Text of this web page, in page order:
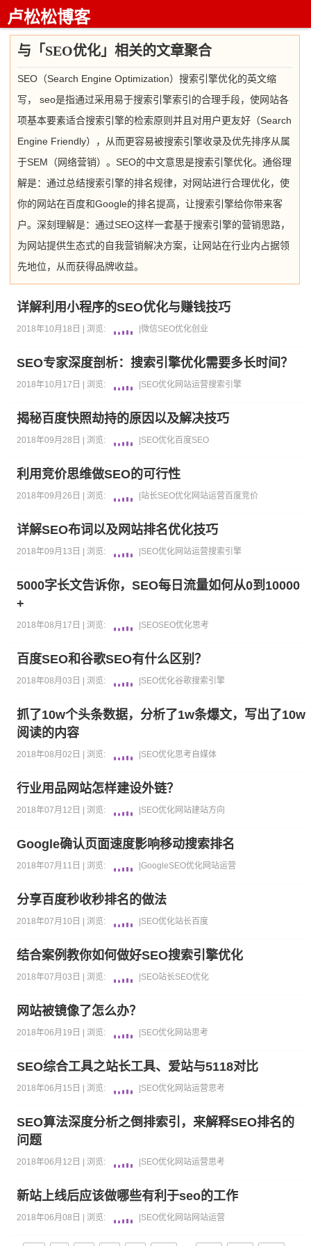
卢松松博客
与「SEO优化」相关的文章聚合
SEO（Search Engine Optimization）搜索引擎优化的英文缩
写， seo是指通过采用易于搜索引擎索引的合理手段，使网站各
项基本要素适合搜索引擎的检索原则并且对用户更友好（Search
Engine Friendly），从而更容易被搜索引擎收录及优先排序从属
于SEM（网络营销）。SEO的中文意思是搜索引擎优化。通俗理
解是：通过总结搜索引擎的排名规律，对网站进行合理优化，使
你的网站在百度和Google的排名提高，让搜索引擎给你带来客
户。深刻理解是：通过SEO这样一套基于搜索引擎的营销思路，
为网站提供生态式的自我营销解决方案，让网站在行业内占据领
先地位，从而获得品牌收益。
详解利用小程序的SEO优化与赚钱技巧
2018年10月18日 | 浏览: |微信SEO优化创业
SEO专家深度剖析：搜索引擎优化需要多长时间？
2018年10月17日 | 浏览: SEO优化网站运营搜索引擎
揭秘百度快照劫持的原因以及解决技巧
2018年09月28日 | 浏览: SEO优化百度SEO
利用竞价思维做SEO的可行性
2018年09月26日 | 浏览: |站长SEO优化网站运营 百度竞价
详解SEO布词以及网站排名优化技巧
2018年09月13日 | 浏览: SEO优化网站运营搜索引擎
5000字长文告诉你，SEO每日流量如何从0到10000
+
2018年08月17日 | 浏览: SEOSEO优化思考
百度SEO和谷歌SEO有什么区别？
2018年08月03日 | 浏览: SEO优化谷歌搜索引擎
抓了10w个头条数据，分析了1w条爆文，写出了10w
阅读的内容
2018年08月02日 | 浏览: SEO优化思考 自媒体
行业用品网站怎样建设外链？
2018年07月12日 | 浏览: SEO优化网站建站方向
Google确认页面速度影响移动搜索排名
2018年07月11日 | 浏览: |GoogleSEO优化网站运营
分享百度秒收秒排名的做法
2018年07月10日 | 浏览: SEO优化站长百度
结合案例教你如何做好SEO搜索引擎优化
2018年07月03日 | 浏览: SEO站长SEO优化
网站被镜像了怎么办？
2018年06月19日 | 浏览: SEO优化网站思考
SEO综合工具之站长工具、爱站与5118对比
2018年06月15日 | 浏览: SEO优化网站运营思考
SEO算法深度分析之倒排索引，来解释SEO排名的
问题
2018年06月12日 | 浏览: SEO优化网站运营思考
新站上线后应该做哪些有利于seo的工作
2018年06月08日 | 浏览: SEO优化网站网站运营